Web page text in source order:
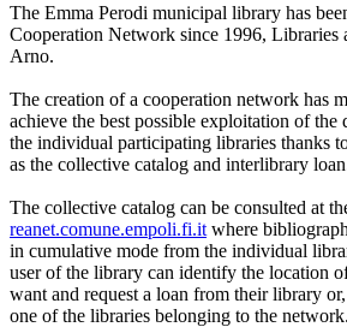
The Emma Perodi municipal library has
Cooperation Network since 1996, Libraries
Arno.
The creation of a cooperation network has
achieve the best possible exploitation of the
the individual participating libraries thanks
as the collective catalog and interlibrary
The collective catalog can be consulted at
reanet.comune.empoli.fi.it where
in cumulative mode from the individual
user of the library can identify the location
want and request a loan from their library
one of the libraries belonging to the network.